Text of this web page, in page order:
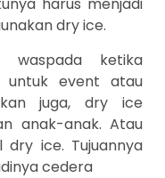
harus menjadi
dry ice.
ketika
untuk event atau
juga, dry ice
anak-anak. Atau
ice. Tujuannya
cedera